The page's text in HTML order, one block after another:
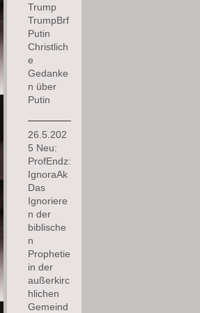
Trump
TrumpBrf
Putin
Christlich
e
Gedanke
n über
Putin
26.5.202
5 Neu:
ProfEndz:
IgnoraAk
Das
Ignoriere
n der
biblische
n
Prophetie
in der
außerkirc
hlichen
Gemeind